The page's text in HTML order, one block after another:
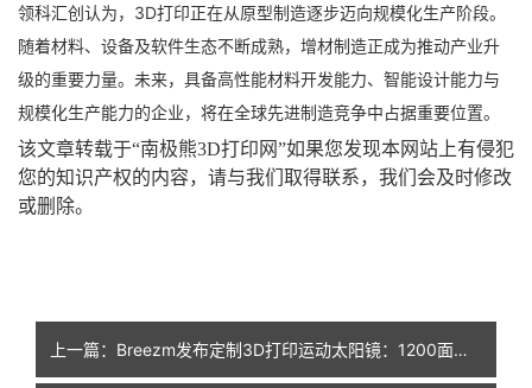
领科汇创认为，3D打印正在从原型制造逐步迈向规模化生产阶段。
随着材料、设备及软件生态不断成熟，增材制造正成为推动产业升
级的重要力量。未来，具备高性能材料开发能力、智能设计能力与
规模化生产能力的企业，将在全球先进制造竞争中占据重要位置。
该文章转载于“南极熊3D打印网”如果您发现本网站上有侵犯
您的知识产权的内容，请与我们取得联系，我们会及时修改
或删除。
上一篇：Breezm发布定制3D打印运动太阳镜：1200面部数据点精准匹配不同面部特征